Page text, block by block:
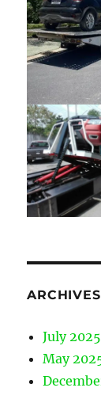
ARCHIVES
July 2025
May